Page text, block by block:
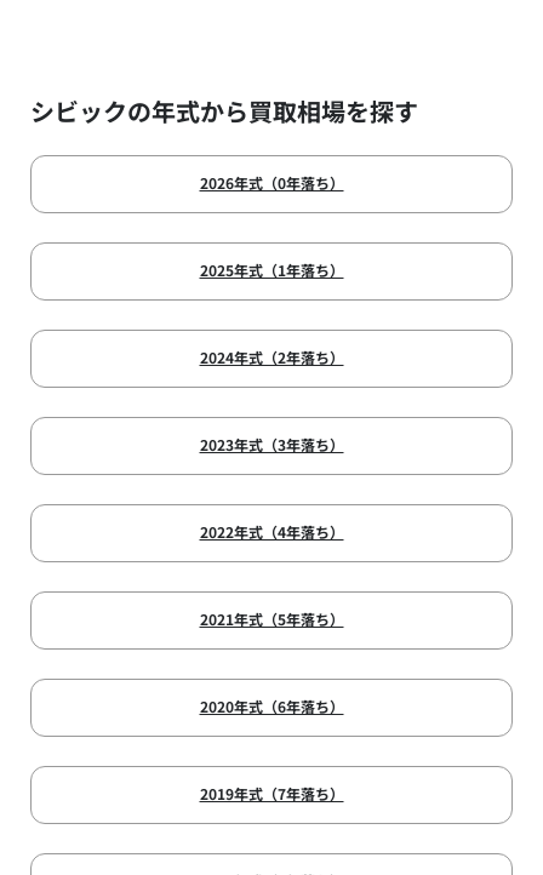
シビックの年式から買取相場を探す
2026年式（0年落ち）
2025年式（1年落ち）
2024年式（2年落ち）
2023年式（3年落ち）
2022年式（4年落ち）
2021年式（5年落ち）
2020年式（6年落ち）
2019年式（7年落ち）